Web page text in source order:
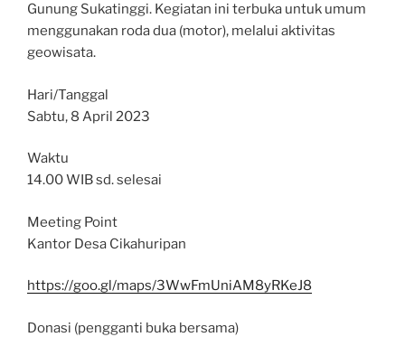
Gunung Sukatinggi. Kegiatan ini terbuka untuk umum
menggunakan roda dua (motor), melalui aktivitas
geowisata.
Hari/Tanggal
Sabtu, 8 April 2023
Waktu
14.00 WIB sd. selesai
Meeting Point
Kantor Desa Cikahuripan
https://goo.gl/maps/3WwFmUniAM8yRKeJ8
Donasi (pengganti buka bersama)